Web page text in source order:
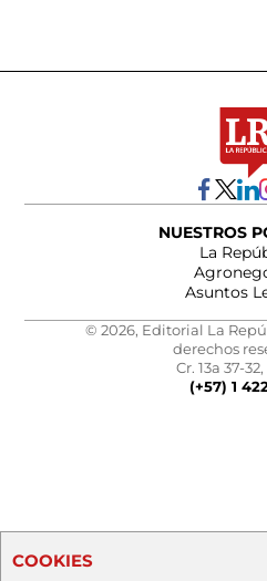
NUESTROS
La
Asuntos
© 2026, Editorial La
derechos
Cr. 13a 37-
(+57) 1
COOKIES